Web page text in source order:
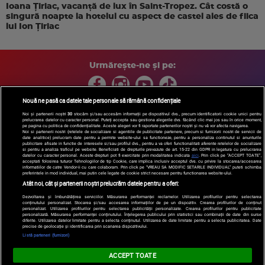
Ioana Țiriac, vacanță de lux în Saint-Tropez. Cât costă o
singură noapte la hotelul cu aspect de castel ales de fiica
lui Ion Țiriac
Urmărește-ne și pe:
Copyright © 2026 / DIGI ROMANIA S.A.
Arhiva
Comunicate de presă Politica de confidentialitate
Termeni
si conditii
Gestionați preferințele| Contact/Info Codul etic
Nouă ne pasă ca datele tale personale să rămână confidențiale
Noi și partenerii noștri30 stocăm și/sau accesăm informații pe dispozitivul dvs., precum identificatorii cookie unici pentru
prelucrarea datelor cu caracter personal. Puteți accepta sau gestiona alegerile dvs. făcând clic mai jos sau în orice moment,
pe pagina cu politica de confidențialitate. Aceste alegeri vor fi raportate partenerilor noștri și nu vă vor afecta navigarea.
Noi si partenerii nostri (retelele de socializare si agentiile de publicitate partenere, precum si furnizorii nostri de servicii de
date analitice) prelucram date pentru a permite website-ului sa functioneze, pentru a personaliza continutul si anunturile
publicitare afisate in functie de interesele si/sau profilul dvs., pentru a va oferi functionalitati aferente retelelor de socializare
si pentru a analiza traficul pe website. Beneficiati de drepturile prevazute de art. 15-22 din GDPR in legatura cu prelucrarea
datelor cu caracter personal. Aceste drepturi pot fi exercitate prin modalitatea indicata aici. Prin click pe “ACCEPT TOATE”,
acceptati folosirea tuturor Tehnologiilor de tip Cookie, care implica inclusiv acceptul dvs. cu privire la stocarea/accesarea
informatiilor de catre Vendor-ii cu care colaboram. Prin click pe “VREAU SA MODIFIC SETARILE INDIVIDUAL” puteti schimba
preferintele in mod individual, mai putin cele legate de cookie strict necesare pentru functionarea website-ului.
Atât noi, cât și partenerii noștri prelucrăm datele pentru a oferi:
Dezvoltarea și îmbunătățirea serviciilor. Măsurarea performanței reclamelor. Utilizarea profilurilor pentru selectarea
conținutului personalizat. Stocarea și/sau accesarea informațiilor de pe un dispozitiv. Crearea profilurilor de conținut
personalizat. Utilizarea profilurilor pentru selectarea publicității personalizate. Crearea profilurilor pentru publicitate
personalizată. Măsurarea performanței conținutului. Înțelegerea publicului prin statistici sau combinații de date din surse
diferite. Utilizarea datelor limitate pentru a selecta conținutul. Utilizarea de date limitate pentru a selecta publicitatea. Date
precise de geolocație și identificarea prin scanarea dispozitivului.
Listă parteneri (furnizori)
ACCEPT TOATE